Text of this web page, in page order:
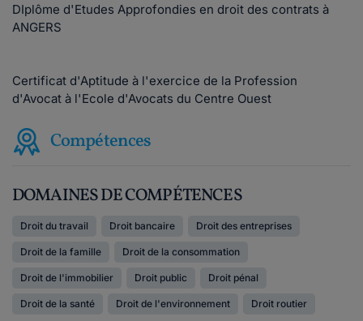
DIplôme d'Etudes Approfondies en droit des contrats à
ANGERS
Certificat d'Aptitude à l'exercice de la Profession
d'Avocat à l'Ecole d'Avocats du Centre Ouest
Compétences
DOMAINES DE COMPÉTENCES
Droit du travail Droit bancaire Droit des entreprises
Droit de la famille Droit de la consommation
Droit de l'immobilier Droit public Droit pénal
Droit de la santé Droit de l'environnement Droit routier